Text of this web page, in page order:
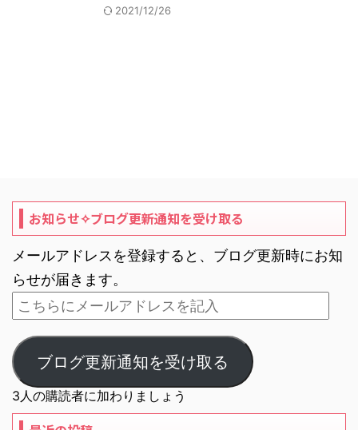
2021/12/26
お知らせ✧ブログ更新通知を受け取る
メールアドレスを登録すると、ブログ更新時にお知
らせが届きます。
ブログ更新通知を受け取る
3人の購読者に加わりましょう